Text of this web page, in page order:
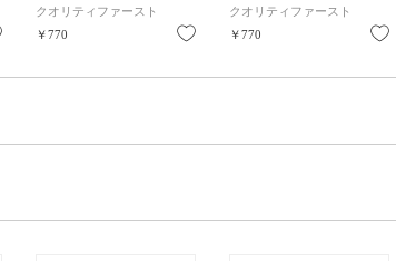
お気に入り
クオリティファースト
￥770
お気に入り
/ 7枚
クオリティファースト
￥770